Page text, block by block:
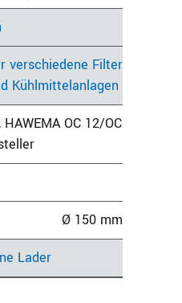
verschiedene Filter
Kühlmittelanlagen
OC 12/OC
Ø 150 mm
Lader